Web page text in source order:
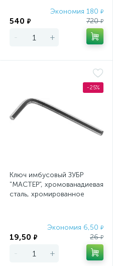
Экономия 180 ₽
540 ₽ 720₽
- +
-25%
Ключ имбусовый ЗУБР
"МАСТЕР", хромованадиевая
сталь, хромированное
Экономия 6,50 ₽
19,50 ₽ 26₽
- +